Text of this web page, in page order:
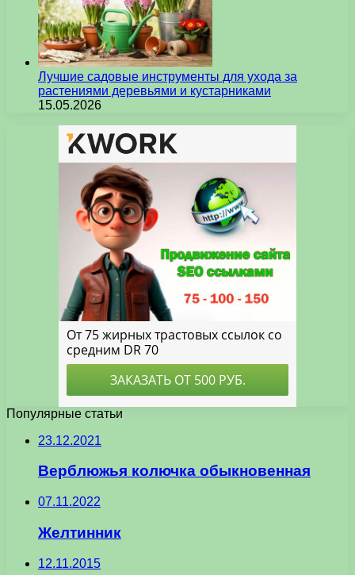
Лучшие садовые инструменты для ухода за
растениями деревьями и кустарниками
15.05.2026
Популярные статьи
23.12.2021
Верблюжья колючка обыкновенная
07.11.2022
Желтинник
12.11.2015